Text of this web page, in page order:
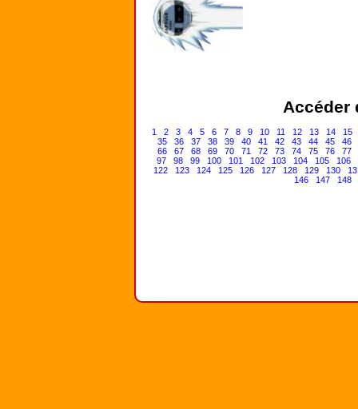
Accéder
1 2 3 4 5 6 7 8 9 10 11 12 13 14
15
35
36 37 38 39 40 41 42 43 44 45
46
66
67 68 69 70 71 72 73 74 75 76
77
97
98 99 100 101 102 103 104 105
106
122
123 124 125 126 127 128 129 130
146
147 148